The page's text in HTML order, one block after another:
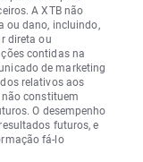
A XTB não
ou dano, incluindo,
direta ou
contidas na
de marketing
relativos aos
constituem
O desempenho
futuros, e
fá-lo